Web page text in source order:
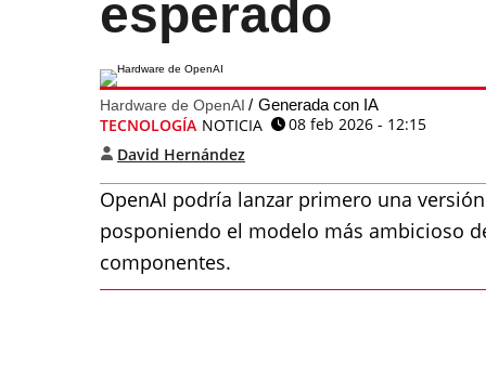
esperado
Hardware de OpenAI Generada con IA
TECNOLOGÍA NOTICIA
08 feb 2026 - 12:15
David Hernández
OpenAI podría lanzar primero una
posponiendo el modelo más ambicioso
componentes.